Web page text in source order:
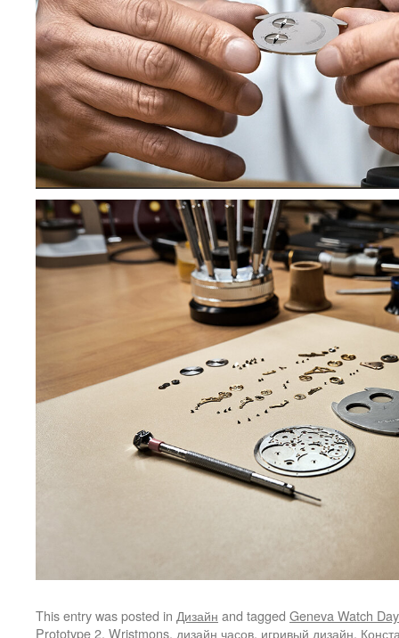
This entry was posted in Дизайн and tagged Geneva Watch
Prototype 2, Wristmons, дизайн часов, игривый дизайн,